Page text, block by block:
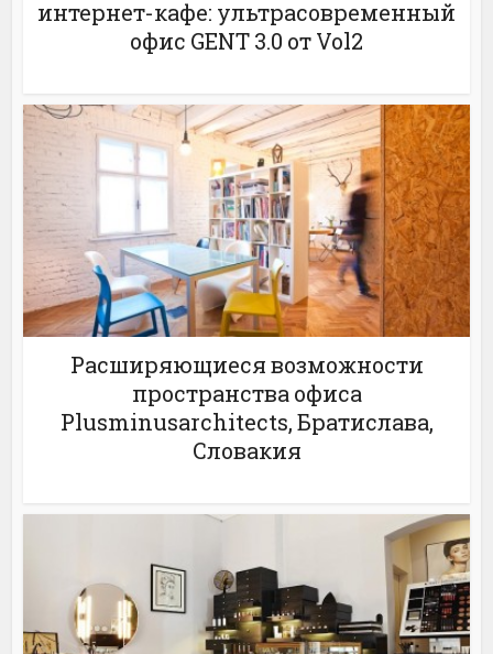
интернет-кафе: ультрасовременный
офис GENT 3.0 от Vol2
Расширяющиеся возможности
пространства офиса
Plusminusarchitects, Братислава,
Словакия